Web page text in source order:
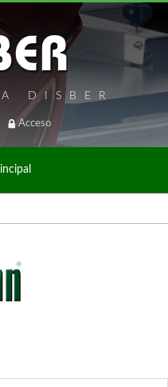
DISBER
Acceso
del Grupo Disber